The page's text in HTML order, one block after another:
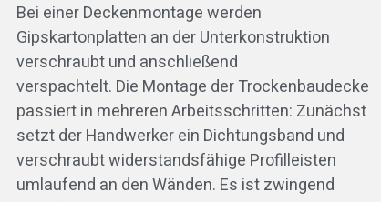
Bei einer Deckenmontage werden
Gipskartonplatten an der Unterkonstruktion
verschraubt und anschließend
verspachtelt. Die Montage der Trockenbaudecke
passiert in mehreren Arbeitsschritten: Zunächst
setzt der Handwerker ein Dichtungsband und
verschraubt widerstandsfähige Profilleisten
umlaufend an den Wänden. Es ist zwingend